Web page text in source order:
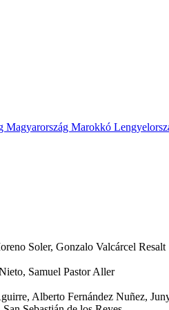
Magyarország Marokkó
Soler, Gonzalo Valcárcel Resalt
Samuel Pastor Aller
Alberto Fernández Nuñez,